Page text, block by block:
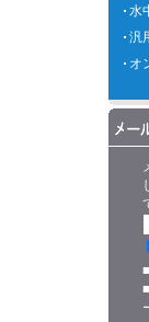
水
汎
オ
■
■